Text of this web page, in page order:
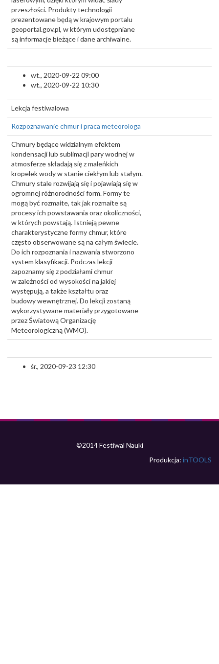
przeszłości. Produkty technologii
prezentowane będą w krajowym portalu
geoportal.gov.pl, w którym udostępniane
są informacje bieżące i dane archiwalne.
wt., 2020-09-22 09:00
wt., 2020-09-22 10:30
Lekcja festiwalowa
Rozpoznawanie chmur i praca meteorologa
Chmury będące widzialnym efektem
kondensacji lub sublimacji pary wodnej w
atmosferze składają się z maleńkich
kropelek wody w stanie ciekłym lub stałym.
Chmury stale rozwijają się i pojawiają się w
ogromnej różnorodności form. Formy te
mogą być rozmaite, tak jak rozmaite są
procesy ich powstawania oraz okoliczności,
w których powstają. Istnieją pewne
charakterystyczne formy chmur, które
często obserwowane są na całym świecie.
Do ich rozpoznania i nazwania stworzono
system klasyfikacji. Podczas lekcji
zapoznamy się z podziałami chmur
w zależności od wysokości na jakiej
występują, a także kształtu oraz
budowy wewnętrznej. Do lekcji zostaną
wykorzystywane materiały przygotowane
przez Światową Organizację
Meteorologiczną (WMO).
śr., 2020-09-23 12:30
©2014 Festiwal Nauki
Produkcja: inTOOLS